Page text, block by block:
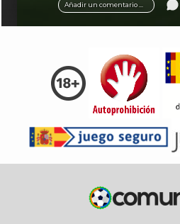
Añadir un comentario ...